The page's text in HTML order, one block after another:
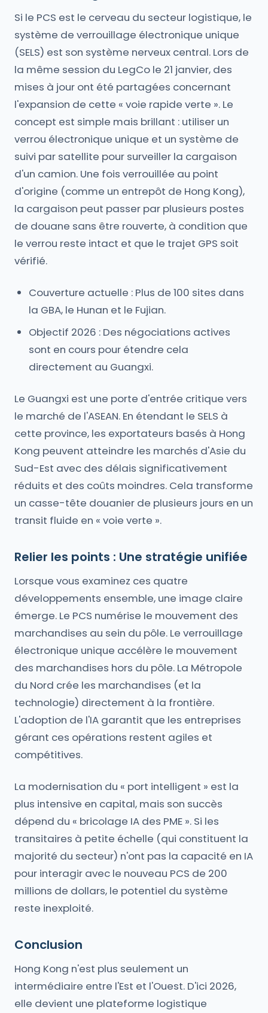
Si le PCS est le cerveau du secteur logistique, le
système de verrouillage électronique unique
(SELS) est son système nerveux central. Lors de
la même session du LegCo le 21 janvier, des
mises à jour ont été partagées concernant
l'expansion de cette « voie rapide verte ». Le
concept est simple mais brillant : utiliser un
verrou électronique unique et un système de
suivi par satellite pour surveiller la cargaison
d'un camion. Une fois verrouillée au point
d'origine (comme un entrepôt de Hong Kong),
la cargaison peut passer par plusieurs postes
de douane sans être rouverte, à condition que
le verrou reste intact et que le trajet GPS soit
vérifié.
Couverture actuelle : Plus de 100 sites dans
la GBA, le Hunan et le Fujian.
Objectif 2026 : Des négociations actives
sont en cours pour étendre cela
directement au Guangxi.
Le Guangxi est une porte d'entrée critique vers
le marché de l'ASEAN. En étendant le SELS à
cette province, les exportateurs basés à Hong
Kong peuvent atteindre les marchés d'Asie du
Sud-Est avec des délais significativement
réduits et des coûts moindres. Cela transforme
un casse-tête douanier de plusieurs jours en un
transit fluide en « voie verte ».
Relier les points : Une stratégie unifiée
Lorsque vous examinez ces quatre
développements ensemble, une image claire
émerge. Le PCS numérise le mouvement des
marchandises au sein du pôle. Le verrouillage
électronique unique accélère le mouvement
des marchandises hors du pôle. La Métropole
du Nord crée les marchandises (et la
technologie) directement à la frontière.
L'adoption de l'IA garantit que les entreprises
gérant ces opérations restent agiles et
compétitives.
La modernisation du « port intelligent » est la
plus intensive en capital, mais son succès
dépend du « bricolage IA des PME ». Si les
transitaires à petite échelle (qui constituent la
majorité du secteur) n'ont pas la capacité en IA
pour interagir avec le nouveau PCS de 200
millions de dollars, le potentiel du système
reste inexploité.
Conclusion
Hong Kong n'est plus seulement un
intermédiaire entre l'Est et l'Ouest. D'ici 2026,
elle devient une plateforme logistique